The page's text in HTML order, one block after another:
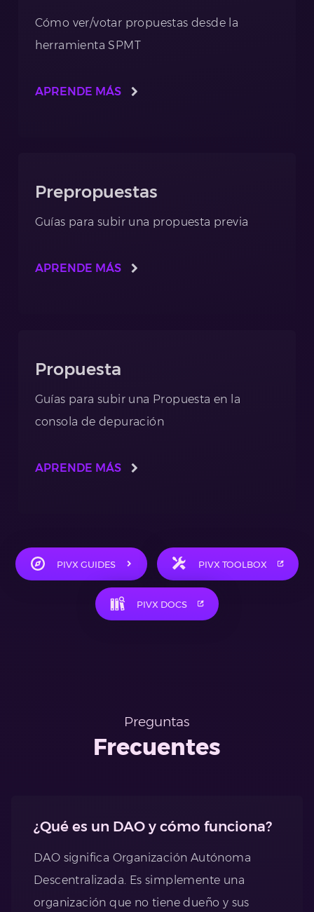
Cómo ver/votar propuestas desde la
herramienta SPMT
APRENDE MÁS
Prepropuestas
Guías para subir una propuesta previa
APRENDE MÁS
Propuesta
Guías para subir una Propuesta en la
consola de depuración
APRENDE MÁS
PIVX GUIDES PIVX TOOLBOX
PIVX DOCS
Preguntas
Frecuentes
¿Qué es un DAO y cómo funciona?
DAO significa Organización Autónoma
Descentralizada. Es simplemente una
organización que no tiene dueño y sus